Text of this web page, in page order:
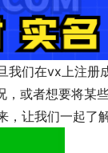
我们在vx上注册
或者想要将某
让我们一起了